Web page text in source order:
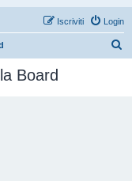
Login
Iscriviti
Board